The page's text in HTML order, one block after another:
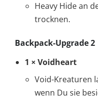
Heavy Hide an
trocknen.
Backpack-Upgrade 2
1 × Voidheart
Void-Kreaturen
wenn Du sie